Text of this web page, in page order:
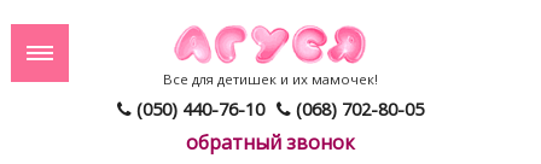
(050) 440-76-10 (068) 702-80-05
обратный звонок
Все для детишек и их мамочек!